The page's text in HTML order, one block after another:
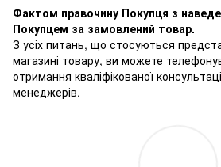
Фактом правочину Покупця з
Покупцем за замовлений товар.
З усіх питань, що стосуються
магазині товару, ви можете
отримання кваліфікованої
менеджерів.